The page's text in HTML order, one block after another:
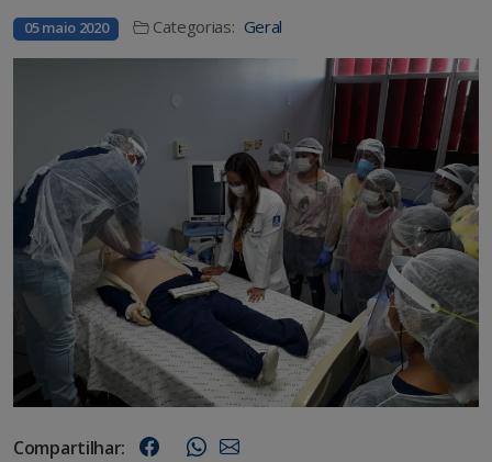
05 maio 2020 Categorias: Geral
Compartilhar: